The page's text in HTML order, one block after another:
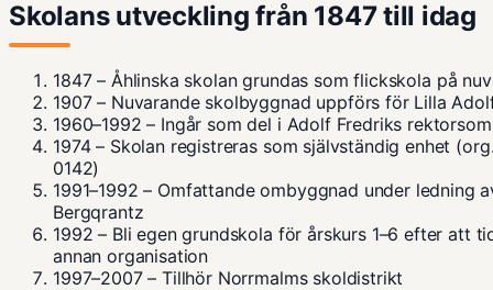
Skolans utveckling från 1847 till idag
1847– Åhlinska skolangrundas som flickskola på
1907– Nuvarande skolbyggnad uppförs för Lilla
1960–1992 – Ingår som del i Adolf Fredriks
1974– Skolan registreras som självständig enhet
0142)
1991–1992 – Omfattande ombyggnad under ledning
Bergqrantz
1992 – Bli egen grundskola för årskurs 1–6 efter att
annan organisation
1997–2007– Tillhör Norrmalms skoldistrikt